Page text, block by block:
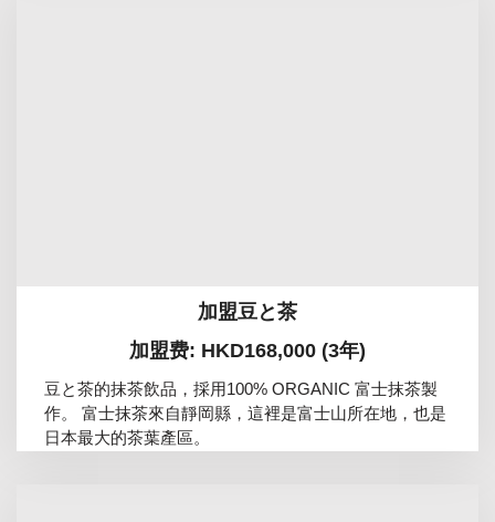
加盟豆と茶
加盟费: HKD168,000 (3年)
豆と茶的抹茶飲品，採用100% ORGANIC 富士抹茶製
作。 富士抹茶來自靜岡縣，這裡是富士山所在地，也是
日本最大的茶葉產區。